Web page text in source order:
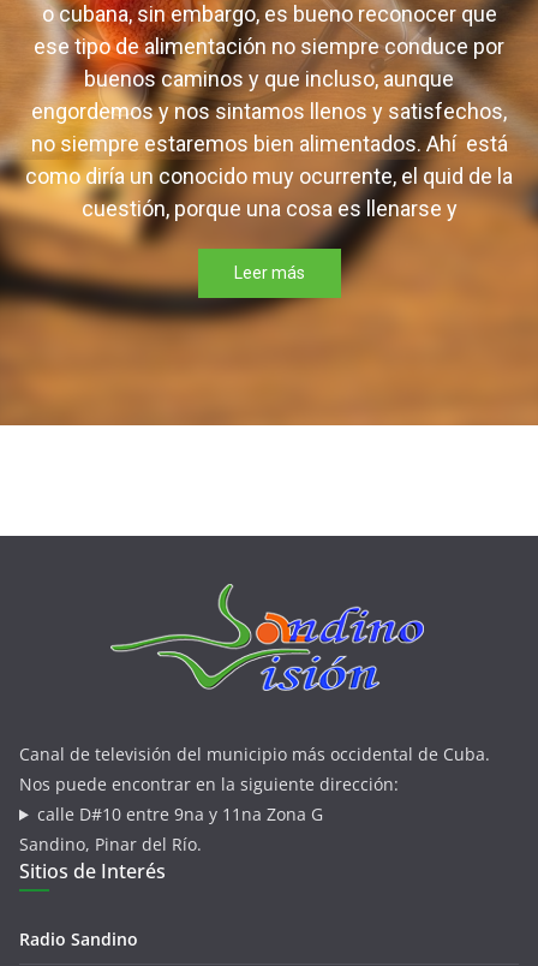
o cubana, sin embargo, es bueno reconocer que
ese tipo de alimentación no siempre conduce por
buenos caminos y que incluso, aunque
engordemos y nos sintamos llenos y satisfechos,
no siempre estaremos bien alimentados. Ahí está
como diría un conocido muy ocurrente, el quid de la
cuestión, porque una cosa es llenarse y
Leer más
Canal de televisión del municipio más occidental de Cuba.
Nos puede encontrar en la siguiente dirección:
calle D#10 entre 9na y 11na Zona G
Sandino, Pinar del Río.
Sitios de Interés
Radio Sandino